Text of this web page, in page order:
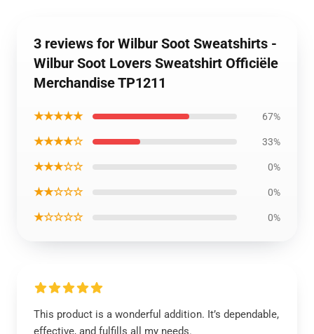
3 reviews for Wilbur Soot Sweatshirts -
Wilbur Soot Lovers Sweatshirt Officiële
Merchandise TP1211
★★★★★ 67%
★★★★☆ 33%
★★★☆☆ 0%
★★☆☆☆ 0%
★☆☆☆☆ 0%
This product is a wonderful addition. It’s dependable,
effective, and fulfills all my needs.